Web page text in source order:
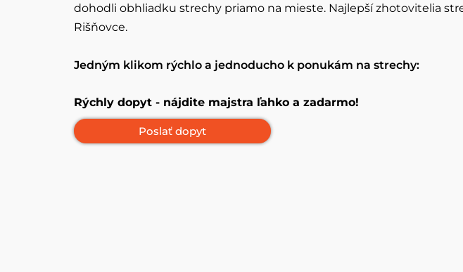
dohodli obhliadku strechy priamo na mieste. Najlepší zhotovitelia
Rišňovce.
Jedným klikom rýchlo a jednoducho k ponukám na strechy:
Rýchly dopyt - nájdite majstra ľahko a zadarmo!